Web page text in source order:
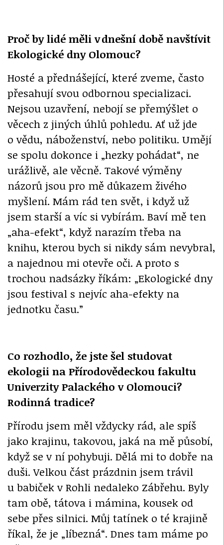
Proč by lidé měli vdnešní době navštívit
Ekologické dny Olomouc?
Hosté a přednášející, které zveme, často
přesahují svou odbornou specializaci.
Nejsou uzavření, nebojí se přemýšlet o
věcech z jiných úhlů pohledu. Ať už jde
o vědu, náboženství, nebo politiku. Umějí
se spolu dokonce i „hezky pohádat“, ne
urážlivě, ale věcně. Takové výměny
názorů jsou pro mě důkazem živého
myšlení. Mám rád ten svět, i když už
jsem starší a víc si vybírám. Baví mě ten
„aha-efekt“, když narazím třeba na
knihu, kterou bych si nikdy sám nevybral,
a najednou mi otevře oči. A proto s
trochou nadsázky říkám: „Ekologické dny
jsou festival s nejvíc aha-efekty na
jednotku času.”
Co rozhodlo, že jste šel studovat
ekologii na Přírodovědeckou fakultu
Univerzity Palackého v Olomouci?
Rodinná tradice?
Přírodu jsem měl vždycky rád, ale spíš
jako krajinu, takovou, jaká na mě působí,
když se v ní pohybuji. Dělá mi to dobře na
duši. Velkou část prázdnin jsem trávil
u babiček v Rohli nedaleko Zábřehu. Byly
tam obě, tátova i mámina, kousek od
sebe přes silnici. Můj tatínek o té krajině
říkal, že je „líbezná“. Dnes tam máme po